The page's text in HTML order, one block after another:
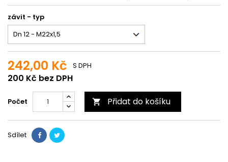
závit - typ
242,00 Kč
200 Kč bez DPH
S DPH
Počet  Přidat do košíku
Sdílet